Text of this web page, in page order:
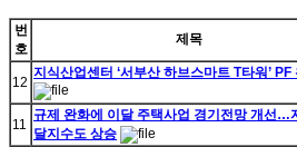
번
호
제목
12
지식산업센터 ‘서부산 하브스마트 T타워’ PF
11
규제 완화에 이달 주택사업 경기전망 개선…
달지수도 상승